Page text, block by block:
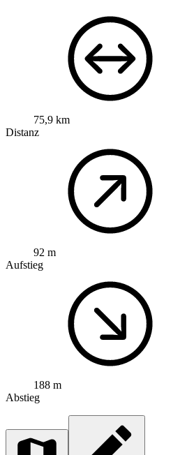
75,9 km
Distanz
92 m
Aufstieg
188 m
Abstieg